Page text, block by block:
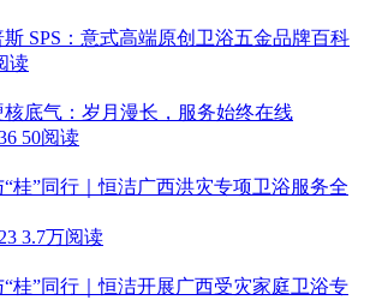
SPS：意式高端原创卫浴五金品牌百科
读
底气：岁月漫长，服务始终在线
50阅读
桂”同行｜恒洁广西洪灾专项卫浴服务全
3.7万阅读
桂”同行｜恒洁开展广西受灾家庭卫浴专